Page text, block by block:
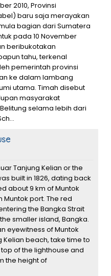
2010, Provinsi
baru saja merayakan
bagian dari Sumatera
pada 10 November
beribukotakan
tahu, terkenal
pemerintah provinsi
ke dalam lambang
utama. Timah disebut
masyarakat
selama lebih dari
Tanjung Kelian or the
built in 1826, dating back
about 9 km of Muntok
Muntok port. The red
the Bangka Strait
smaller island, Bangka.
eyewitness of Muntok
Kelian beach, take time to
of the lighthouse and
the height of